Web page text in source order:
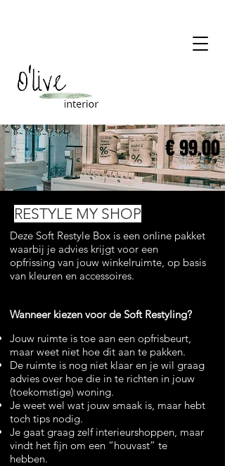
€ 99.00
RESTYLE MY SHOP
Deze Soft Restyle Box is een online pakket
waarbij je advies krijgt voor een
opfrissing van jouw winkelruimte, op basis
van kleuren en accessoires.
Wanneer kiezen voor de Soft Restyling?
Jouw ruimte is toe aan een opfrisbeurt,
maar weet niet hoe dit aan te pakken.
De ruimte is nog niet klaar en je wil graag
advies over hoe die in te richten in jouw
(toekomstige) woning.
Je weet wel wat jouw smaak is, maar hebt
toch tips nodig.
Je gaat graag zelf interieurshoppen, maar
vindt het fijn om een “houvast” te
hebben.